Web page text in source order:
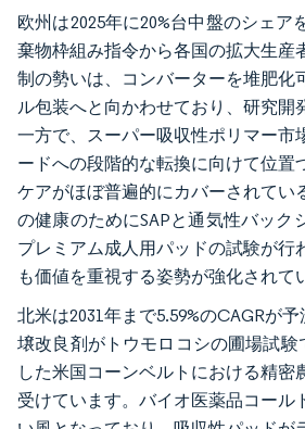
欧州は2025年に20%台中盤のシェア
棄物枠組み指令から各国の拡大生産
制の勢いは、コンバーターを堆肥化
ル包装へと向かわせており、研究開
一方で、スーパー吸収性ポリマー市
ードへの段階的な転換に向けて位置
ケアがほぼ普遍的にカバーされてい
の健康のためにSAPと通気性バック
プレミアム成人用パッドの試験が行
も価値を重視する姿勢が強化されて
北米は2031年まで5.59%のCAGRが
壌改良剤がトウモロコシの圃場試験
した米国コーンベルトにおける精密
受けています。バイオ医薬品コール